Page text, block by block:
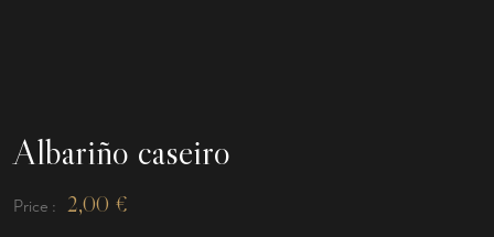
Albariño caseiro
Price : 2,00 €